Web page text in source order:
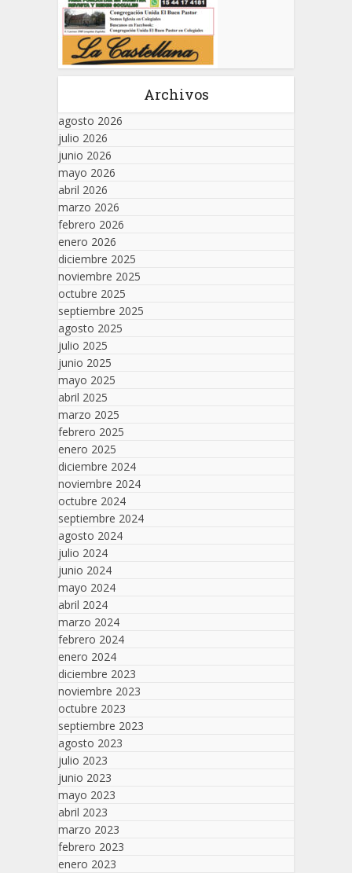
Archivos
agosto 2026
julio 2026
junio 2026
mayo 2026
abril 2026
marzo 2026
febrero 2026
enero 2026
diciembre 2025
noviembre 2025
octubre 2025
septiembre 2025
agosto 2025
julio 2025
junio 2025
mayo 2025
abril 2025
marzo 2025
febrero 2025
enero 2025
diciembre 2024
noviembre 2024
octubre 2024
septiembre 2024
agosto 2024
julio 2024
junio 2024
mayo 2024
abril 2024
marzo 2024
febrero 2024
enero 2024
diciembre 2023
noviembre 2023
octubre 2023
septiembre 2023
agosto 2023
julio 2023
junio 2023
mayo 2023
abril 2023
marzo 2023
febrero 2023
enero 2023